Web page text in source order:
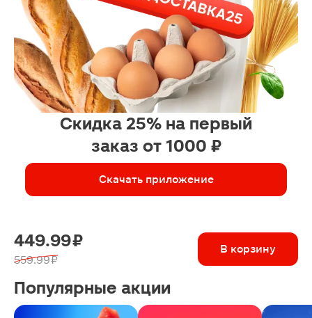
Скидка 25% на первый
заказ от 1000 ₽
Скачать приложение
449.99 ₽
559.99 ₽
В корзину
Популярные акции